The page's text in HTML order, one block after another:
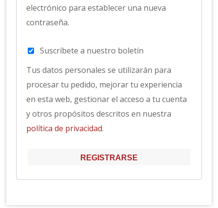
electrónico para establecer una nueva
contraseña.
Suscríbete a nuestro boletín
Tus datos personales se utilizarán para
procesar tu pedido, mejorar tu experiencia
en esta web, gestionar el acceso a tu cuenta
y otros propósitos descritos en nuestra
política de privacidad.
REGISTRARSE